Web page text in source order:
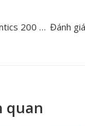
Đánh giá JBL Authentics 200 – Chiếc loa retro đặc biệt cho căn phòng trang nhã và ấm cúng
quan